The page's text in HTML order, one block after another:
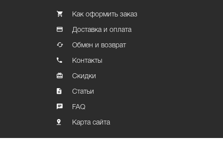
Как оформить заказ
Доставка и оплата
Обмен и возврат
Контакты
Скидки
Статьи
FAQ
Карта сайта